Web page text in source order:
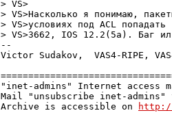
> VS>
> VS>Насколько я понимаю,
> VS>условиях под ACL
> VS>3662, IOS 12.2(5a). Баг
--
Victor Sudakov,  VAS4-RIPE,
"inet-admins" Internet access
Mail "unsubscribe inet-
Archive is accessible on